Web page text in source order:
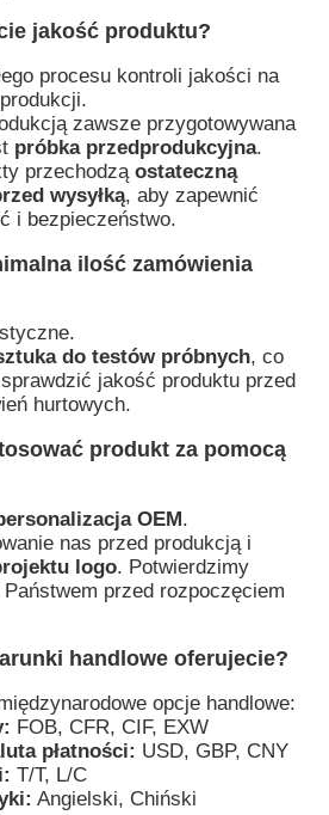
jakość produktu?
procesu kontroli jakości na
zawsze przygotowywana
próbka przedprodukcyjna.
przechodząostateczną
wysyłką, aby zapewnić
i bezpieczeństwo.
ilość zamówienia
do testów próbnych, co
jakość produktu przed
hurtowych.
produkt za pomocą
OEM.
nas przed produkcją i
logo. Potwierdzimy
przed rozpoczęciem
handlowe oferujecie?
opcje handlowe:
FOB, CFR, CIF, EXW
płatności: USD, GBP, CNY
T/T, L/C
Angielski, Chiński